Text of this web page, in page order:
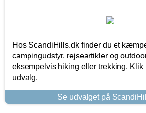
Hos ScandiHills.dk finder du et
campingudstyr, rejseartikler og
eksempelvis hiking eller trekking. Klik
udvalg.
Se udvalget på